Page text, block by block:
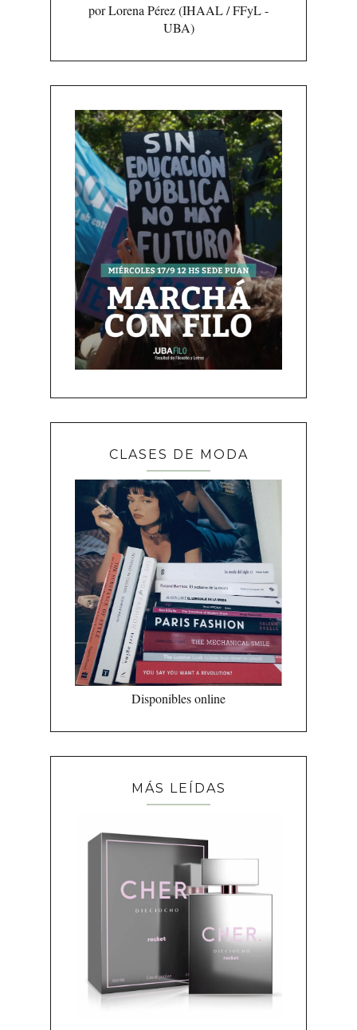
por Lorena Pérez (IHAAL / FFyL -
UBA)
CLASES DE MODA
Disponibles online
MÁS LEÍDAS